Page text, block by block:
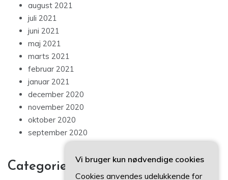
august 2021
juli 2021
juni 2021
maj 2021
marts 2021
februar 2021
januar 2021
december 2020
november 2020
oktober 2020
september 2020
Categories
Vi bruger kun nødvendige cookies
Cookies anvendes udelukkende for